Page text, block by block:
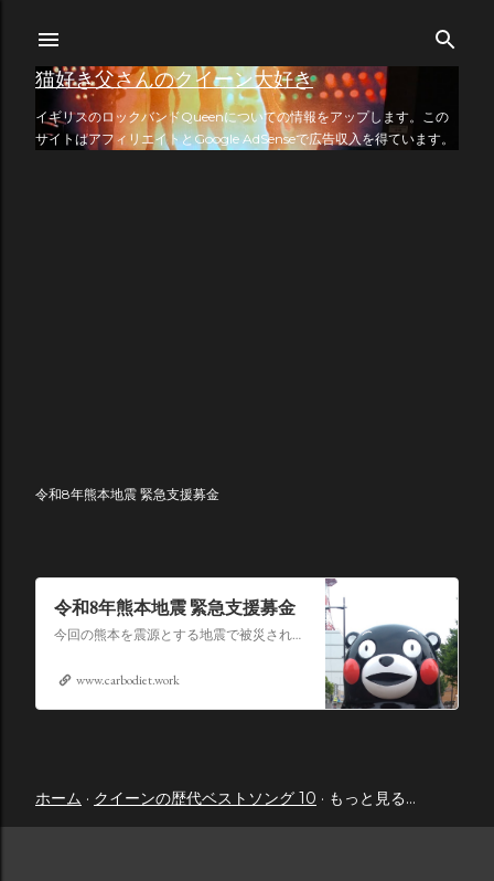
スキップしてメイン コンテンツに移動
猫好き父さんのクイーン大好き
イギリスのロックバンドQueenについての情報をアップします。この
サイトはアフィリエイトとGoogle AdSenseで広告収入を得ています。
令和8年熊本地震 緊急支援募金
令和8年熊本地震 緊急支援募金
今回の熊本を震源とする地震で被災された皆さままだまだ余震も続き大変な時間を過ごされていると思います。心よりお見舞い申し上げます
www.carbodiet.work
ホーム クイーンの歴代ベストソング 10 もっと見る…